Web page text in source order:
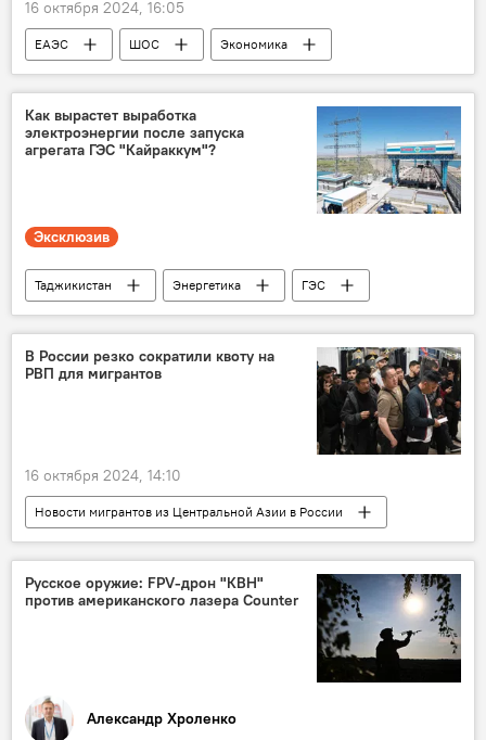
16 октября 2024, 16:05
ЕАЭС ШОС Экономика
Как вырастет выработка
электроэнергии после запуска
агрегата ГЭС "Кайраккум"?
Эксклюзив
Таджикистан Энергетика
ГЭС
Кайраккумская ГЭС
В России резко сократили квоту на
РВП для мигрантов
16 октября 2024, 14:10
Новости мигрантов из Центральной Азии в России
Миграция
Россия квоты
Русское оружие: FPV-дрон "КВН"
против американского лазера Counter
Александр Хроленко